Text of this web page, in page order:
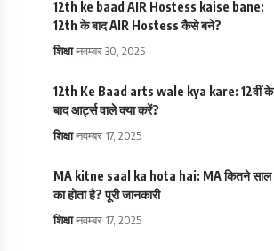
12th ke baad AIR Hostess kaise bane:
12th के बाद AIR Hostess कैसे बने?
शिक्षा नवम्बर 30, 2025
12th Ke Baad arts wale kya kare: 12वीं के
बाद आर्ट्स वाले क्या करें?
शिक्षा नवम्बर 17, 2025
MA kitne saal ka hota hai: MA कितने साल
का होता है? पूरी जानकारी
शिक्षा नवम्बर 17, 2025